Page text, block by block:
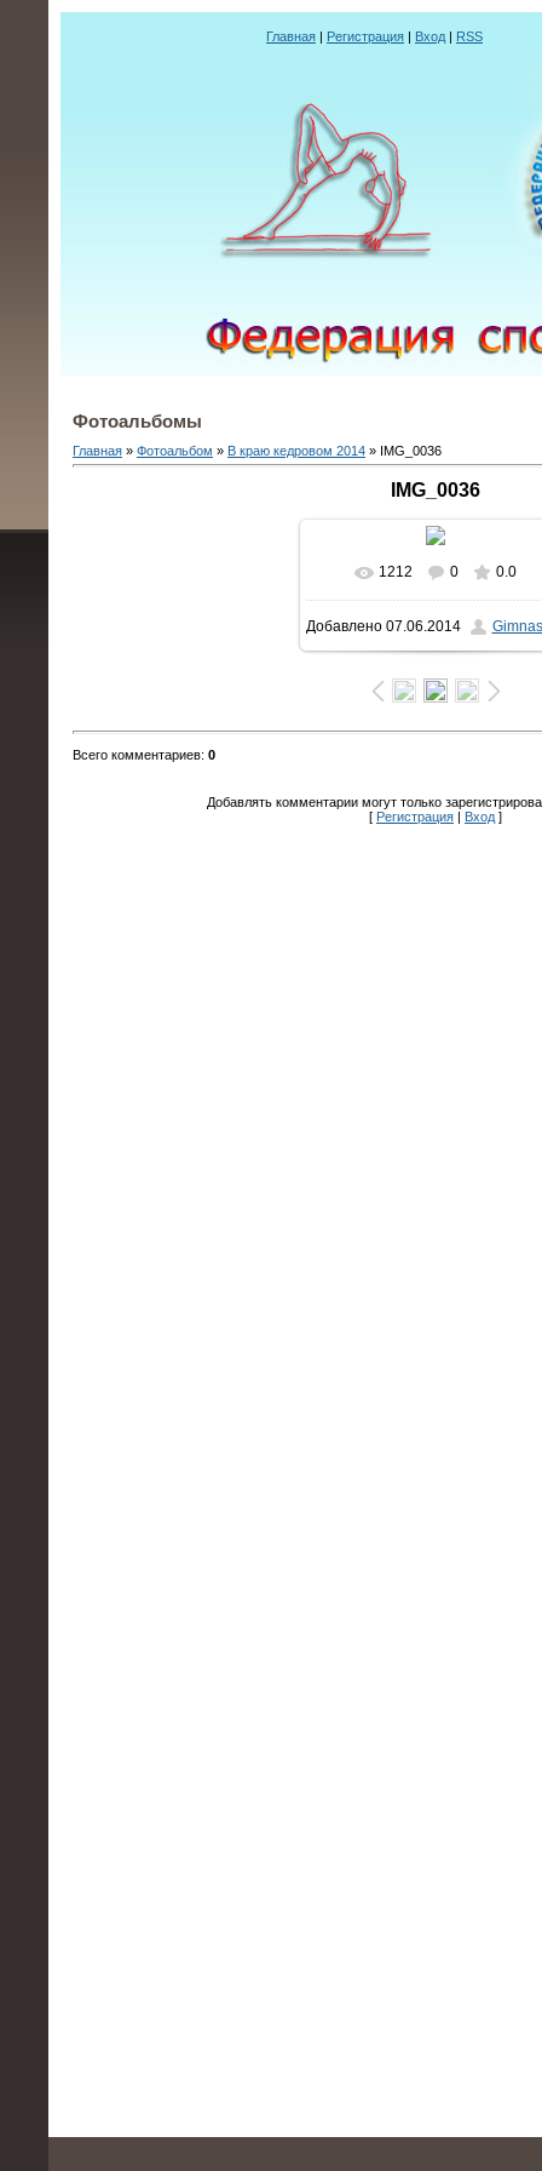
Главная | Регистрация | Вход | RSS
Фотоальбомы
Главная » Фотоальбом » В краю кедровом 2014 » IMG_0036
IMG_0036
В реальном размере
1600x1200/ 197.9Kb
1212 0 0.0
Добавлено07.06.2014
Всего комментариев: 0
Добавлять комментарии могут только
[ Регистрация Вход]